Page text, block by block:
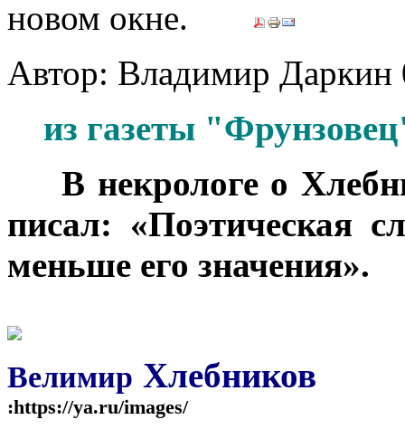
Автор: Владимир Даркин
из газеты
В некрологе о
писал: «Поэтическая
меньше его значения».
ВелимирХлебников
:https://ya.ru/images/